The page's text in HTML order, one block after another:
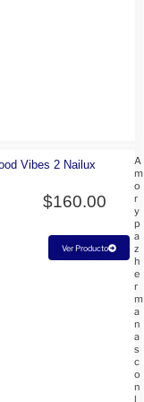
Vibes 2 Nailux
$160.00
Ver Producto
A
m
o
r
y
p
a
z
h
e
r
m
a
n
a
s
c
o
n
l